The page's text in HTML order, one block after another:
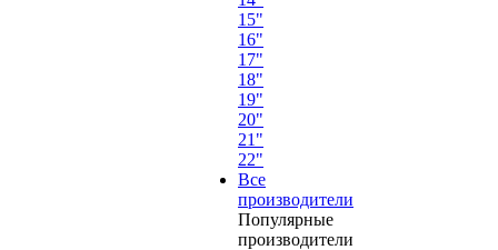
15"
16"
17"
18"
19"
20"
21"
22"
Все
производители
Популярные
производители